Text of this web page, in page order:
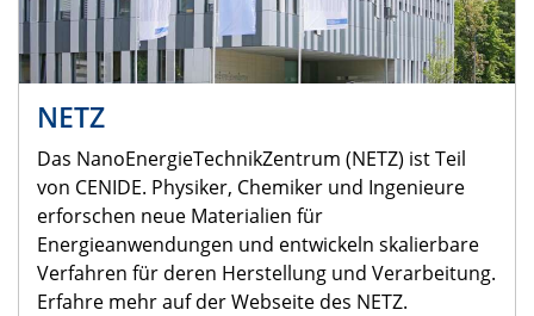
NETZ
Das NanoEnergieTechnikZentrum (NETZ) ist Teil
von CENIDE. Physiker, Chemiker und Ingenieure
erforschen neue Materialien für
Energieanwendungen und entwickeln skalierbare
Verfahren für deren Herstellung und Verarbeitung.
Erfahre mehr auf der Webseite des NETZ.